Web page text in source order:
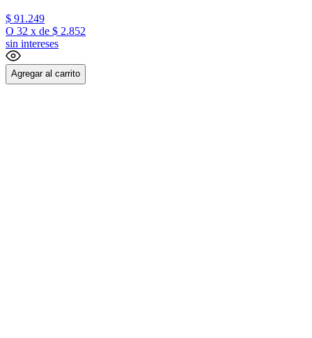
$ 91 .249
O 32 x de $ 2.852
sin intereses
Agregar al carrito